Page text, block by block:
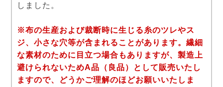
しました。
※布の生産および裁断時に生じる糸のツレやス
ジ、小さな穴等が含まれることがあります。繊細
な素材のために目立つ場合もありますが、製造上
避けられないためA品（良品）として販売いたし
ますので、どうかご理解のほどお願いいたしま